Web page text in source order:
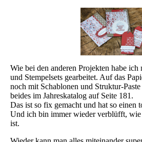
Wie bei den anderen Projekten habe ich
und Stempelsets gearbeitet. Auf das
noch mit Schablonen und Struktur-
beides im Jahreskatalog auf Seite 181.
Das ist so fix gemacht und hat so einen
Und ich bin immer wieder verblüfft, wie
ist.